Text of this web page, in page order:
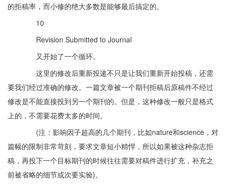
的拒稿率，而小修的绝大多数是能够最后搞定的。
10
Revision Submitted to Journal
又开始了一个循环。
这里的修改后重新投递不只是让我们重新开始投稿，还需
要我们经过准确的修改。一篇文章被一个期刊拒稿后原稿件不经过
修改是不能直接投到另一个期刊的。但是，这种修改一般只是格式
上的，不需要花费太多的时间。
(注：影响因子超高的几个期刊，比如nature和science，对
篇幅的限制非常苛刻，要求文章短小精悍，所以如果被这种杂志拒
稿，再投下一个目标期刊的时候往往需要对稿件进行扩充，补充之
前被省略的细节或次要实验)。